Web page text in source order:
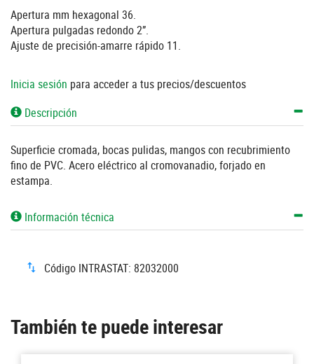
Apertura mm hexagonal 36.
Apertura pulgadas redondo 2”.
Ajuste de precisión-amarre rápido 11.
Inicia sesión para acceder a tus precios/descuentos
Descripción
Superficie cromada, bocas pulidas, mangos con recubrimiento
fino de PVC. Acero eléctrico al cromovanadio, forjado en
estampa.
Información técnica
Código INTRASTAT: 82032000
También te puede interesar